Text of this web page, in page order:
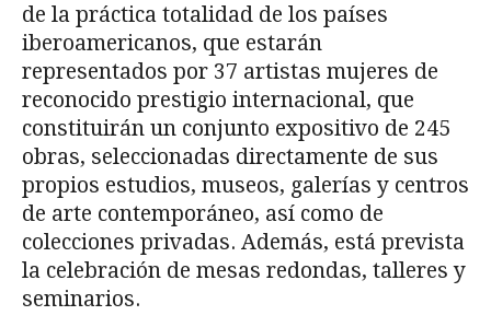
de la práctica totalidad de los países
iberoamericanos, que estarán
representados por 37 artistas mujeres de
reconocido prestigio internacional, que
constituirán un conjunto expositivo de 245
obras, seleccionadas directamente de sus
propios estudios, museos, galerías y centros
de arte contemporáneo, así como de
colecciones privadas. Además, está prevista
la celebración de mesas redondas, talleres y
seminarios.